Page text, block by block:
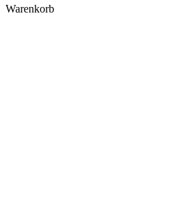
Warenkorb